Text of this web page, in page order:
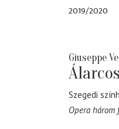
2019/2020
Giuseppe
Szegedi
Opera három